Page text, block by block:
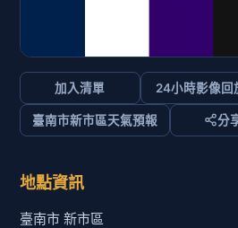
加入清單 24小時影像回
臺南市新市區天氣預報 分
地點資訊
臺南市 新市區